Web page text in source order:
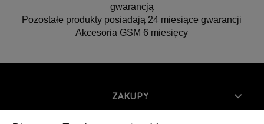
gwarancją
Pozostałe produkty posiadają 24 miesiące gwarancji
Akcesoria GSM 6 miesięcy
ZAKUPY